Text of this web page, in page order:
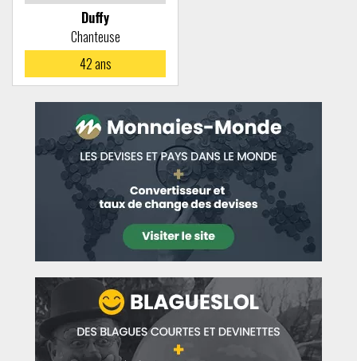
Duffy
Chanteuse
42ans